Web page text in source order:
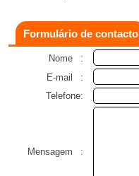
Formulário de contacto
Nome
:
E-mail
:
Telefone:
Mensagem :